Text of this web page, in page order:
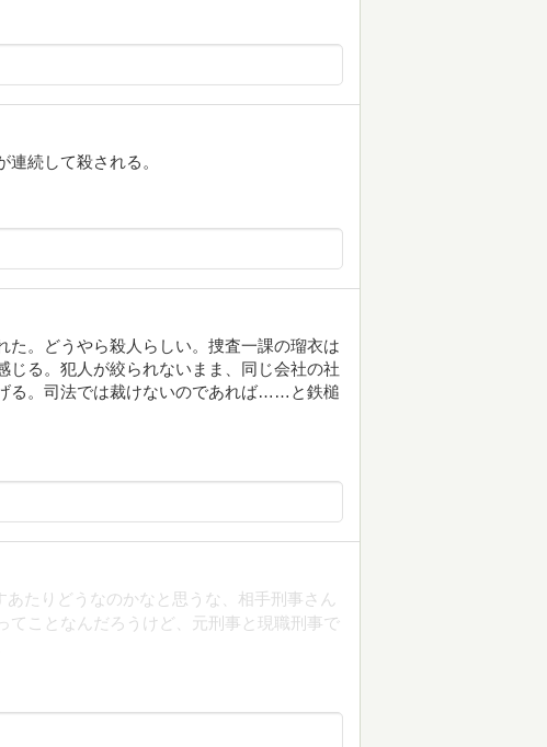
続して殺される。
。どうやら殺人らしい。捜査一課の瑠衣は
る。犯人が絞られないまま、同じ会社の社
る。司法では裁けないのであれば……と鉄槌
たりどうなのかなと思うな、相手刑事さん
てことなんだろうけど、元刑事と現職刑事で